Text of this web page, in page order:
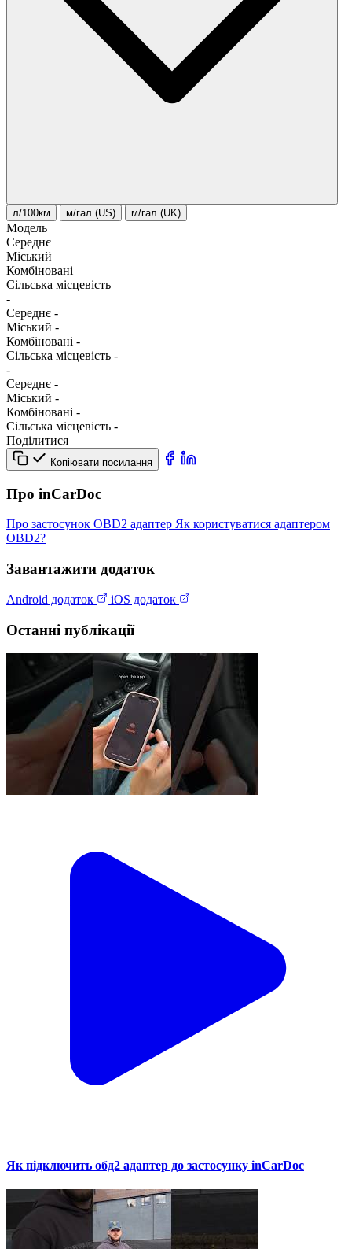
л/100км м/гал.(US) м/гал.(UK)
Модель
Середнє
Міський
Комбіновані
Сільська місцевість
-
Середнє -
Міський -
Комбіновані -
Сільська місцевість -
-
Середнє -
Міський -
Комбіновані -
Сільська місцевість -
Поділитися
Копіювати посилання
Про inCarDoc
Про застосунок OBD2 адаптер Як користуватися адаптером
OBD2?
Завантажити додаток
Android додаток iOS додаток
Останні публікації
Як підключить обд2 адаптер до застосунку inCarDoc